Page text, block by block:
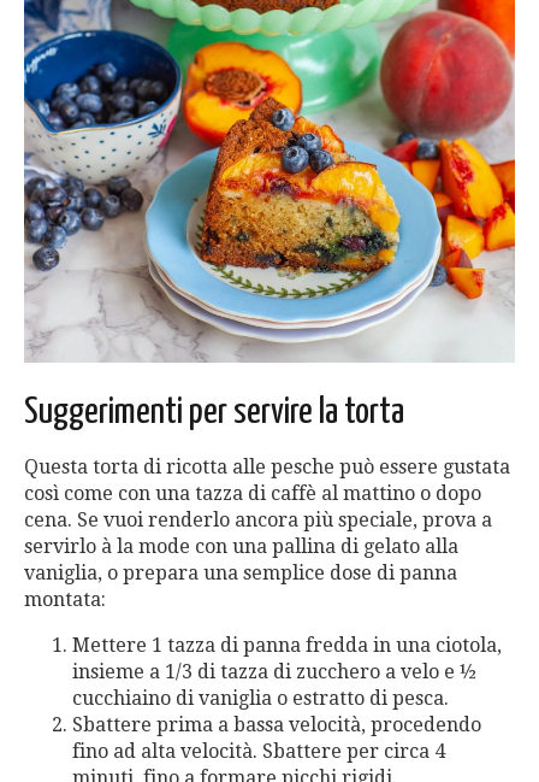
Suggerimenti per servire la torta
Questa torta di ricotta alle pesche può essere gustata
così come con una tazza di caffè al mattino o dopo
cena. Se vuoi renderlo ancora più speciale, prova a
servirlo à la mode con una pallina di gelato alla
vaniglia, o prepara una semplice dose di panna
montata:
Mettere 1 tazza di panna fredda in una ciotola,
insieme a 1/3 di tazza di zucchero a velo e ½
cucchiaino di vaniglia o estratto di pesca.
Sbattere prima a bassa velocità, procedendo
fino ad alta velocità. Sbattere per circa 4